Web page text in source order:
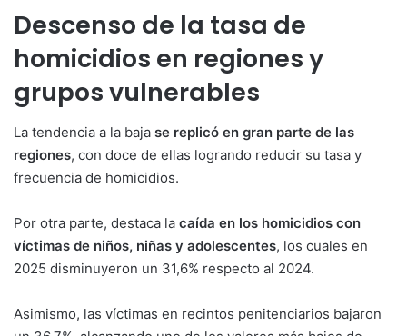
Descenso de la tasa de
homicidios en regiones y
grupos vulnerables
La tendencia a la baja se replicó en gran parte de las
regiones, con doce de ellas logrando reducir su tasa y
frecuencia de homicidios.
Por otra parte, destaca la caída en los homicidios con
víctimas de niños, niñas y adolescentes, los cuales en
2025 disminuyeron un 31,6% respecto al 2024.
Asimismo, las víctimas en recintos penitenciarios bajaron